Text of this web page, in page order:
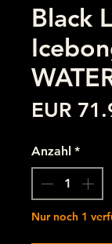
Black
EUR
Anzahl *
Nur noch 1